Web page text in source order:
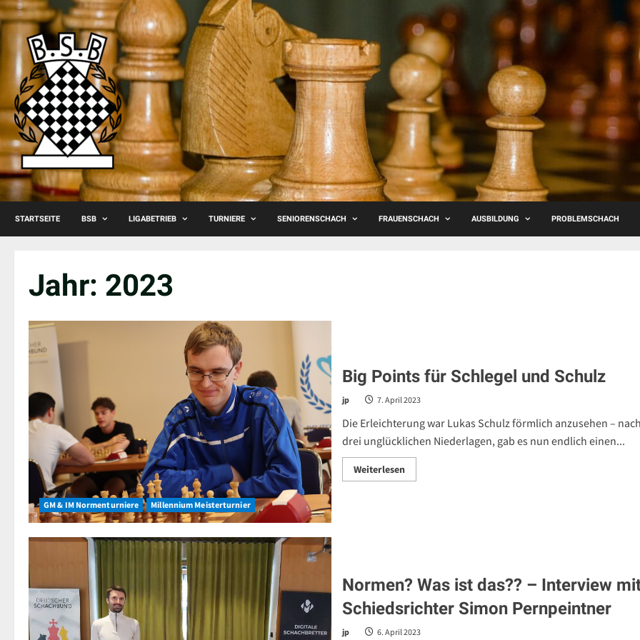
Skip
to
content
STARTSEITE BSB LIGABETRIEB TURNIERE SENIORENSCHACH FRAUENSCHACH AUSBILDUNG PROBLEMSCHACH
Jahr: 2023
GM & IM Normenturniere Millennium Meisterturnier
Big Points für Schlegel und Schulz
jp 7. April 2023
Die Erleichterung war Lukas Schulz förmlich anzusehen –
drei unglücklichen Niederlagen, gab es nun endlich einen...
WeiterlesenRead
more
Normen? Was ist das?? – Interview
Schiedsrichter Simon Pernpeintner
jp 6. April 2023